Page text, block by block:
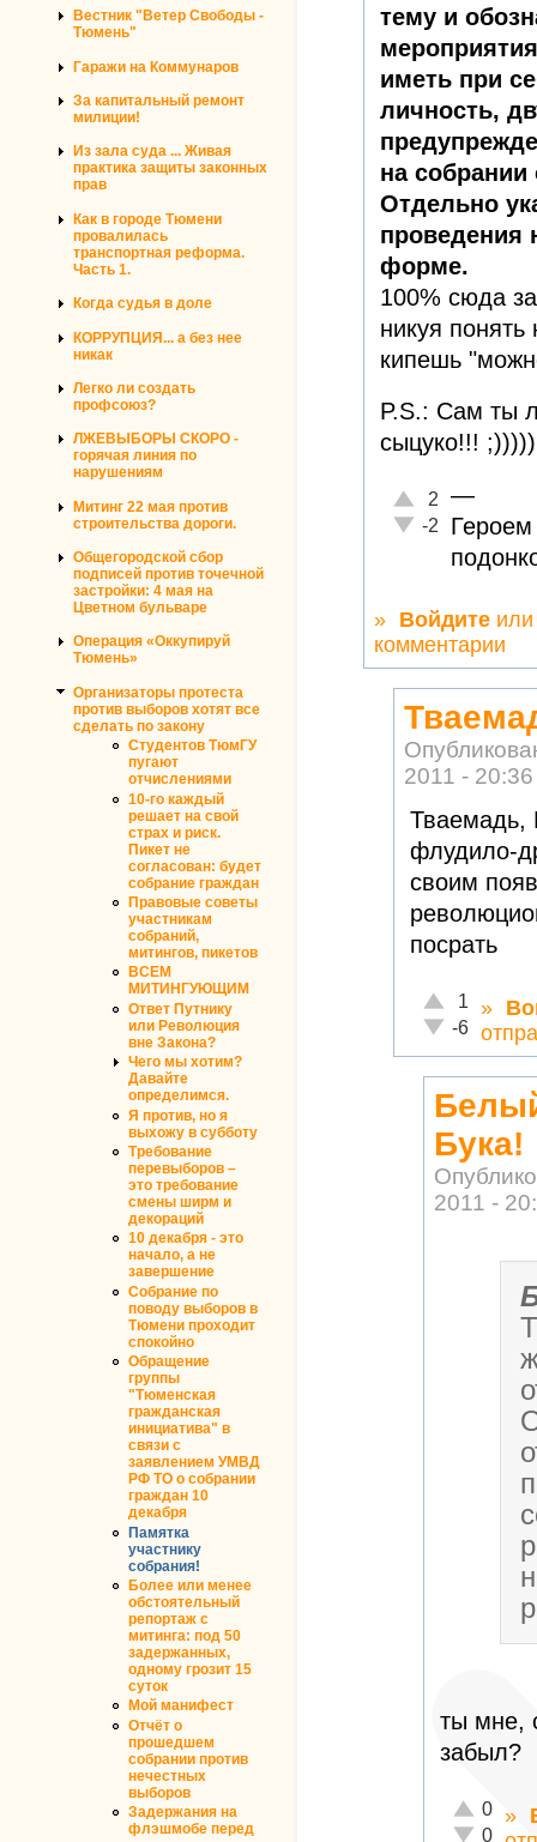
Вестник "Ветер Свободы -
Тюмень"
Гаражи на Коммунаров
За капитальный ремонт
милиции!
Из зала суда ... Живая
практика защиты законных
прав
Как в городе Тюмени
провалилась
транспортная реформа.
Часть 1.
Когда судья в доле
КОРРУПЦИЯ... а без нее
никак
Легко ли создать
профсоюз?
ЛЖЕВЫБОРЫ СКОРО -
горячая линия по
нарушениям
Митинг 22 мая против
строительства дороги.
Общегородской сбор
подписей против точечной
застройки: 4 мая на
Цветном бульваре
Операция «Оккупируй
Тюмень»
Организаторы протеста
против выборов хотят все
сделать по закону
Студентов ТюмГУ
пугают
отчислениями
10-го каждый
решает на свой
страх и риск.
Пикет не
согласован: будет
собрание граждан
Правовые советы
участникам
собраний,
митингов, пикетов
ВСЕМ
МИТИНГУЮЩИМ
Ответ Путнику
или Революция
вне Закона?
Чего мы хотим?
Давайте
определимся.
Я против, но я
выхожу в субботу
Требование
перевыборов –
это требование
смены ширм и
декораций
10 декабря - это
начало, а не
завершение
Собрание по
поводу выборов в
Тюмени проходит
спокойно
Обращение
группы
"Тюменская
гражданская
инициатива" в
связи с
заявлением УМВД
РФ ТО о собрании
граждан 10
декабря
Памятка
участнику
собрания!
Более или менее
обстоятельный
репортаж с
митинга: под 50
задержанных,
одному грозит 15
суток
Мой манифест
Отчёт о
прошедшем
собрании против
нечестных
выборов
Задержания на
флэшмобе перед
тему и
иметь при
личность,
на
Отдельно
проведения
форме.
100% сюда
никуя
кипешь
P.S.: Сам ты
сыцуко!!! ;)))))
Отлично!
2
Неадекватно!
-2
—
» Войдите
комментарии
2011 - 20:36
Тваемадь,
флудило-
своим
посрать
Отлично!
1
Неадекватно!
-6
»
Бука!
2011 -
ты мне,
забыл?
Отлично!
0
0
»